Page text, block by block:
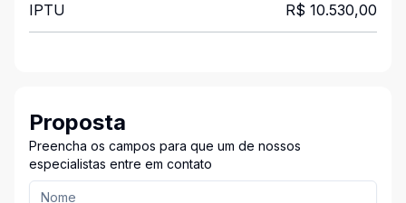
IPTU R$ 10.530,00
Proposta
Preencha os campos para que um de nossos
especialistas entre em contato